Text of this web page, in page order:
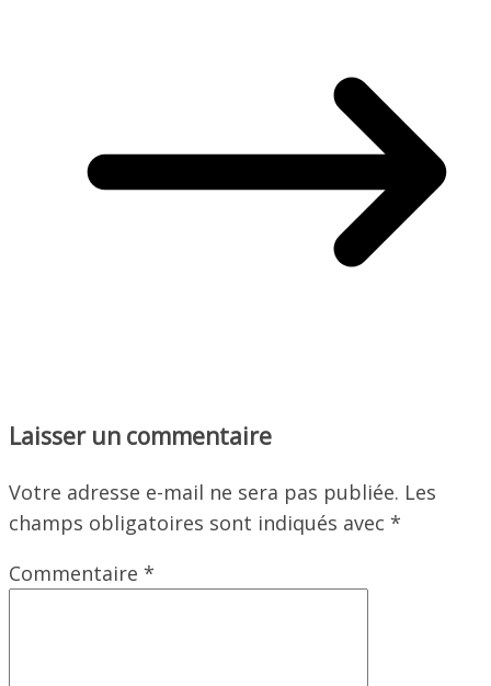
Laisser un commentaire
Votre adresse e-mail ne sera pas publiée. Les
champs obligatoires sont indiqués avec *
Commentaire *